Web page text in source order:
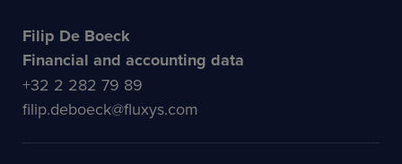
Filip De Boeck
Financial and accounting data
+32 2 282 79 89
filip.deboeck@fluxys.com